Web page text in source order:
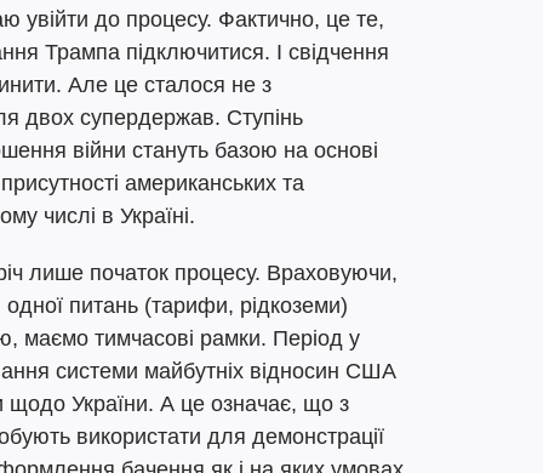
увійти до процесу. Фактично, це те,
Трампа підключитися. І свідчення
Але це сталося не з
двох супердержав. Ступінь
війни стануть базою на основі
американських та
числі в Україні.
лише початок процесу. Враховуючи,
питань (тарифи, рідкоземи)
маємо тимчасові рамки. Період у
системи майбутніх відносин США
щодо України. А це означає, що з
використати для демонстрації